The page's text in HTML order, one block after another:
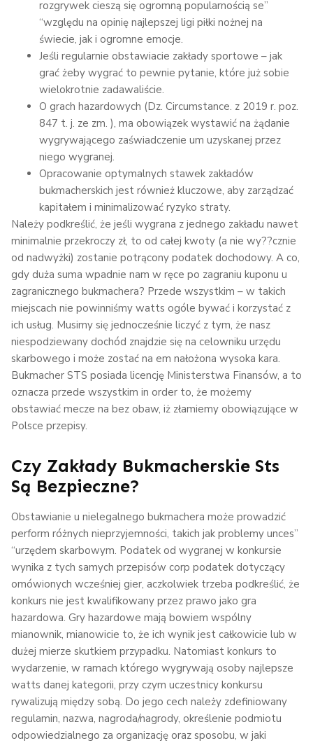
rozgrywek cieszą się ogromną popularnością se”
“względu na opinię najlepszej ligi piłki nożnej na
świecie, jak i ogromne emocje.
Jeśli regularnie obstawiacie zakłady sportowe – jak
grać żeby wygrać to pewnie pytanie, które już sobie
wielokrotnie zadawaliście.
O grach hazardowych (Dz. Circumstance. z 2019 r. poz.
847 t. j. ze zm. ), ma obowiązek wystawić na żądanie
wygrywającego zaświadczenie um uzyskanej przez
niego wygranej.
Opracowanie optymalnych stawek zakładów
bukmacherskich jest również kluczowe, aby zarządzać
kapitałem i minimalizować ryzyko straty.
Należy podkreślić, że jeśli wygrana z jednego zakładu nawet
minimalnie przekroczy zł, to od całej kwoty (a nie wy??cznie
od nadwyżki) zostanie potrącony podatek dochodowy. A co,
gdy duża suma wpadnie nam w ręce po zagraniu kuponu u
zagranicznego bukmachera? Przede wszystkim – w takich
miejscach nie powinniśmy watts ogóle bywać i korzystać z
ich usług. Musimy się jednocześnie liczyć z tym, że nasz
niespodziewany dochód znajdzie się na celowniku urzędu
skarbowego i może zostać na em nałożona wysoka kara.
Bukmacher STS posiada licencję Ministerstwa Finansów, a to
oznacza przede wszystkim in order to, że możemy
obstawiać mecze na bez obaw, iż złamiemy obowiązujące w
Polsce przepisy.
Czy Zakłady Bukmacherskie Sts
Są Bezpieczne?
Obstawianie u nielegalnego bukmachera może prowadzić
perform różnych nieprzyjemności, takich jak problemy unces”
“urzędem skarbowym. Podatek od wygranej w konkursie
wynika z tych samych przepisów corp podatek dotyczący
omówionych wcześniej gier, aczkolwiek trzeba podkreślić, że
konkurs nie jest kwalifikowany przez prawo jako gra
hazardowa. Gry hazardowe mają bowiem wspólny
mianownik, mianowicie to, że ich wynik jest całkowicie lub w
dużej mierze skutkiem przypadku. Natomiast konkurs to
wydarzenie, w ramach którego wygrywają osoby najlepsze
watts danej kategorii, przy czym uczestnicy konkursu
rywalizują między sobą. Do jego cech należy zdefiniowany
regulamin, nazwa, nagroda/nagrody, określenie podmiotu
odpowiedzialnego za organizację oraz sposobu, w jaki